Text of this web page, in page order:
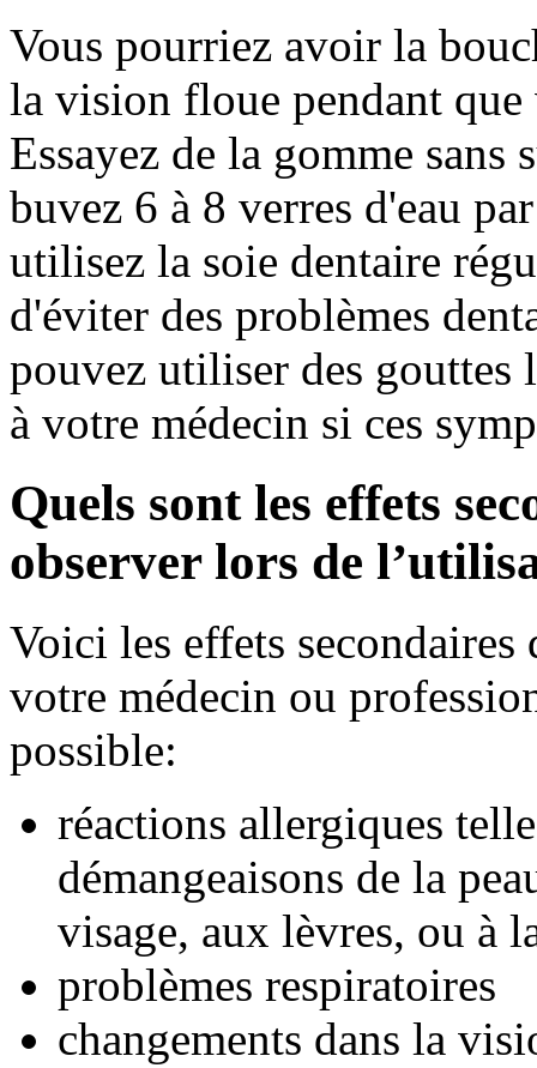
Vous pourriez avoir la
la vision floue pendant que
Essayez de la gomme sans
buvez 6 à 8 verres d'eau
utilisez la soie dentaire
d'éviter des problèmes
pouvez utiliser des
à votre médecin si ces
Quels sont les effets
observer lors de
Voici les effets
votre médecin ou
possible:
réactions allergiques
démangeaisons de la
visage, aux lèvres, ou à
problèmes respiratoires
changements dans la